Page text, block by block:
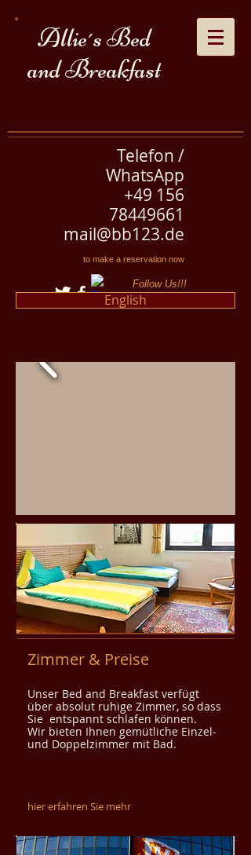
Allie´s Bed
and Breakfast
Telefon /
WhatsApp
+49 156
78449661
mail@bb123.de
to make a reservation now
Follow Us!!!
English
Zimmer & Preise
Unser Bed and Breakfast verfügt
über absolut ruhige Zimmer, so dass
Sie entspannt schlafen können.
Wir bieten Ihnen gemütliche Einzel-
und Doppelzimmer mit Bad.
hier erfahren Sie mehr